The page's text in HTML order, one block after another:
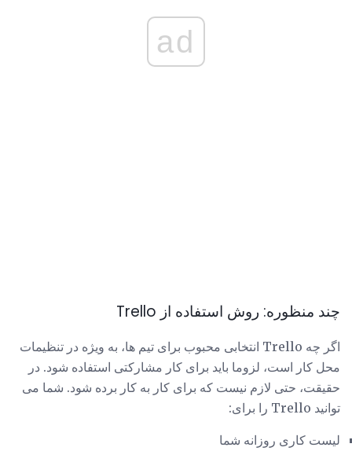
ad
چند منظوره: روش استفاده از Trello
اگر چه Trello انتخابی محبوب برای تیم ها، به ویژه در تنظیمات
محل کار است، لزوما باید برای کار مشارکتی استفاده شود. در
حقیقت، حتی لازم نیست که برای کار به کار برده شود. شما می
توانید Trello را برای:
لیست کاری روزانه شما